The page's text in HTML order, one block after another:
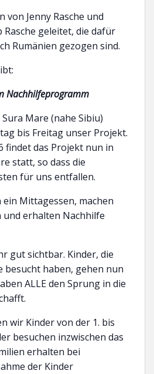
von Jenny Rasche und
geleitet, die dafür
Rumänien gezogen sind.
Nachhilfeprogramm
Mare (nahe Sibiu)
bis Freitag unser Projekt.
findet das Projekt nun in
statt, so dass die
für uns entfallen.
Mittagessen, machen
erhalten Nachhilfe
gut sichtbar. Kinder, die
besucht haben, gehen nun
ALLE den Sprung in die
wir Kinder von der 1. bis
besuchen inzwischen das
erhalten bei
der Kinder